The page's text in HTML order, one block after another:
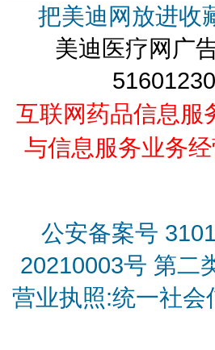
把美迪网放进收
美迪医疗网广
互联网药品信息服
与信息服务业务
公安备案号
20210003号 第二
营业执照:统一社会